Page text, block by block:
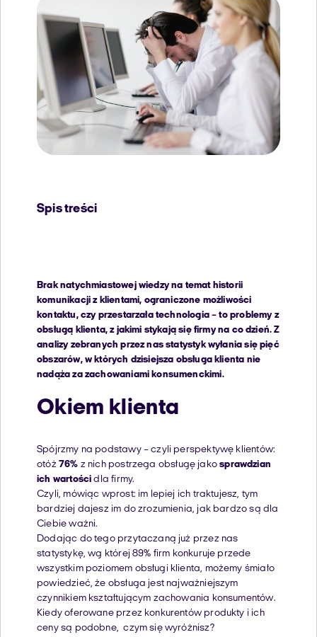
Spis treści
Brak natychmiastowej wiedzy na temat historii
komunikacji z klientami, ograniczone możliwości
kontaktu, czy przestarzała technologia – to problemy z
obsługą klienta, z jakimi stykają się firmy na co dzień. Z
analizy zebranych przez nas statystyk wyłania się pięć
obszarów, w których dzisiejsza obsługa klienta nie
nadąża za zachowaniami konsumenckimi.
Okiem klienta
Spójrzmy na podstawy – czyli perspektywę klientów:
otóż 76% z nich postrzega obsługę jakosprawdzian
ich wartości dla firmy.
Czyli, mówiąc wprost: im lepiej ich traktujesz, tym
bardziej dajesz im do zrozumienia, jak bardzo są dla
Ciebie ważni.
Dodając do tego przytaczaną już przez nas
statystykę, wg której 89% firm konkuruje przede
wszystkim poziomem obsługi klienta, możemy śmiało
powiedzieć, że obsługa jest najważniejszym
czynnikiem kształtującym zachowania konsumentów.
Kiedy oferowane przez konkurentów produkty i ich
ceny są podobne, czym się wyróżnisz?